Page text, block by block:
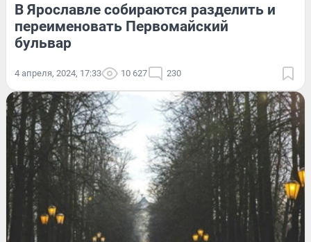
В Ярославле собираются разделить и
переименовать Первомайский
бульвар
4 апреля, 2024, 17:33 10 627 230